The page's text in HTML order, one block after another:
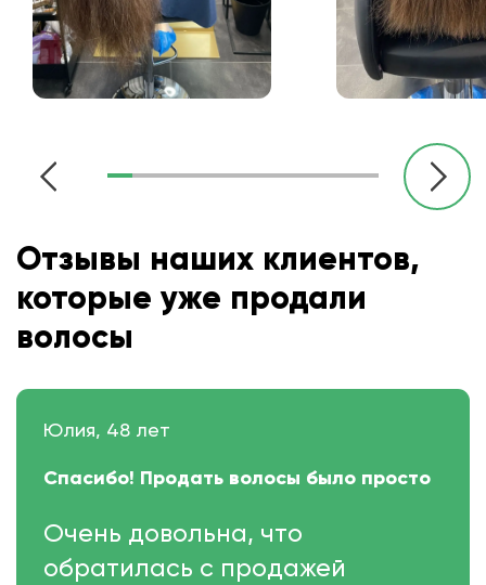
Отзывы наших клиентов,
которые уже продали
волосы
Юлия, 48 лет
Спасибо! Продать волосы было просто
Очень довольна, что
обратилась с продажей